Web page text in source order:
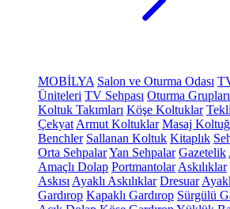
MOBİLYA Salon ve Oturma Odası
Üniteleri TV Sehpası Oturma Grupları
Koltuk Takımları Köşe Koltuklar
Çekyat Armut Koltuklar Masaj
Benchler Sallanan Koltuk Kitaplık
Orta SehpalarYan Sehpalar Gazetelik
Amaçlı Dolap Portmantolar Askılıklar
Askısı Ayaklı Askılıklar Dresuar
Gardırop Kapaklı Gardırop Sürgülü